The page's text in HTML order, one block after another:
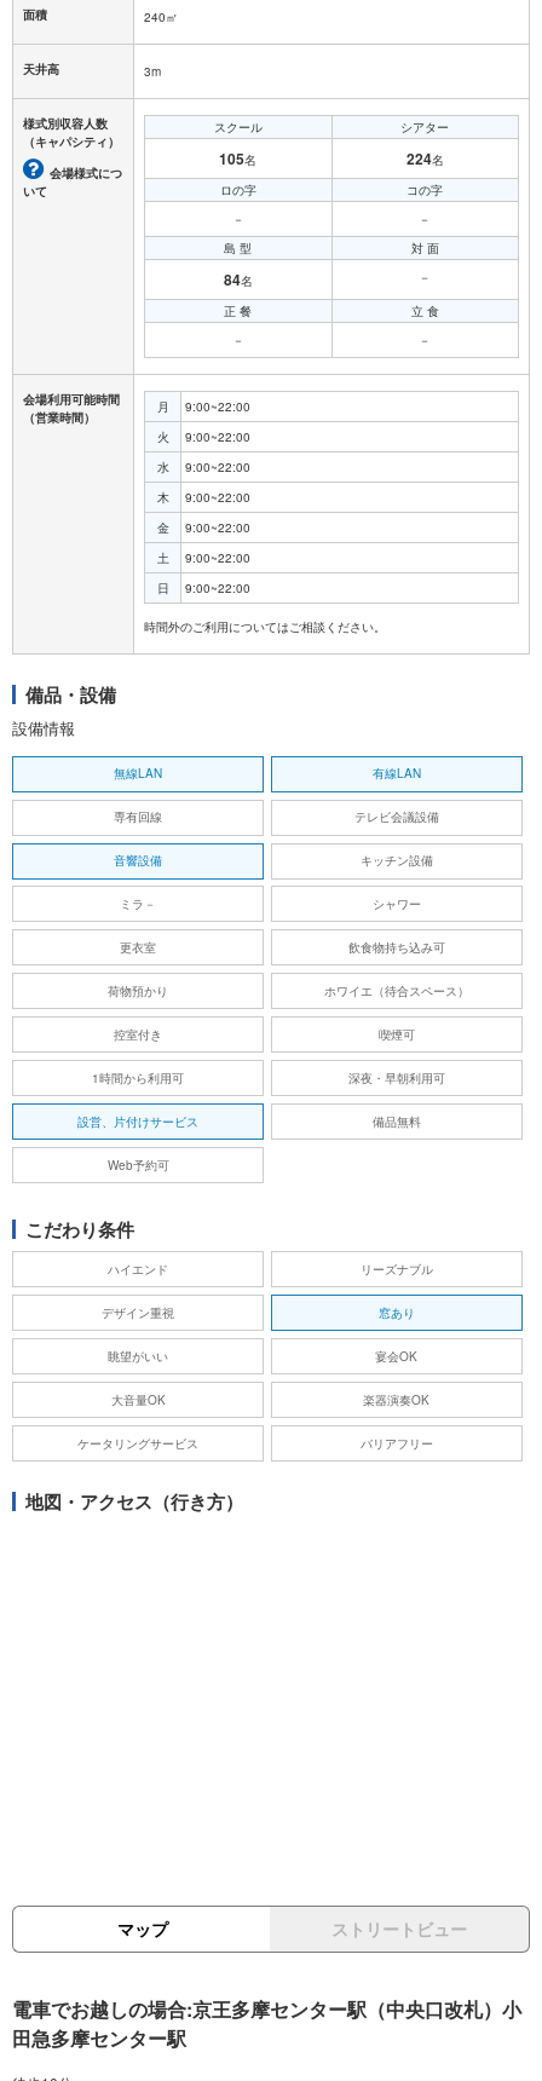
面積 240㎡
天井高 3m
様式別収容人数
（キャパシティ）
会場様式につ
いて
スクール
105名
シアター
224名
ロの字
－
コの字
－
島 型
84名
対 面
－
正 餐
－
立 食
－
会場利用可能時間
（営業時間）
月
9:00~22:00
火
9:00~22:00
水
9:00~22:00
木
9:00~22:00
金
9:00~22:00
土
9:00~22:00
日
9:00~22:00
備品・設備
設備情報
無線LAN 有線LAN
専有回線 テレビ会議設備
音響設備 キッチン設備
ミラ－ シャワー
更衣室 飲食物持ち込み可
荷物預かり ホワイエ（待合スペース）
控室付き 喫煙可
1時間から利用可 深夜・早朝利用可
設営、片付けサービス 備品無料
Web予約可
こだわり条件
ハイエンド リーズナブル
デザイン重視 窓あり
眺望がいい 宴会OK
大音量OK 楽器演奏OK
ケータリングサービス バリアフリー
地図・アクセス（行き方）
マップ ストリートビュー
電車でお越しの場合:京王多摩センター駅（中央口改札）小
田急多摩センター駅